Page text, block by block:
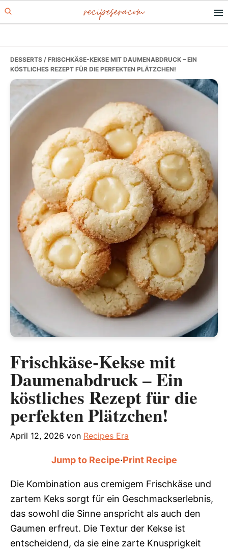
Skip
to
Skip
to
Skip
to
recipesera.com
DESSERTS / FRISCHKÄSE-KEKSE MIT DAUMENABDRUCK – EIN
KÖSTLICHES REZEPT FÜR DIE PERFEKTEN PLÄTZCHEN!
Frischkäse-Kekse mit
Daumenabdruck – Ein
köstliches Rezept für die
perfekten Plätzchen!
April 12, 2026 von Recipes Era
Jump to Recipe·Print Recipe
Die Kombination aus cremigem Frischkäse und
zartem Keks sorgt für ein Geschmackserlebnis,
das sowohl die Sinne anspricht als auch den
Gaumen erfreut. Die Textur der Kekse ist
entscheidend, da sie eine zarte Knusprigkeit